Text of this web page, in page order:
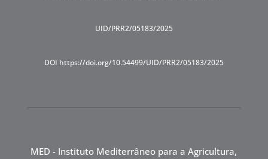
UID/PRR2/05183/2025
DOI https://doi.org/10.54499/UID/PRR2/05183/2025
MED - Instituto Mediterrâneo para a Agricultura,